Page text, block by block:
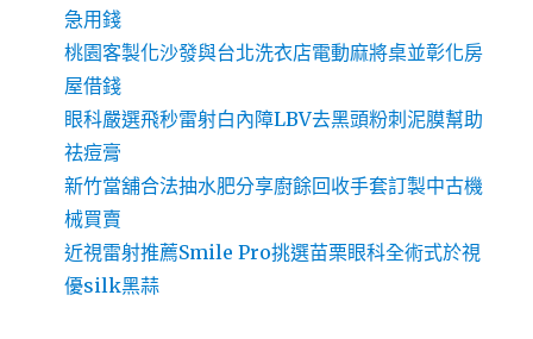
急用錢
桃園客製化沙發與台北洗衣店電動麻將桌並彰化房
屋借錢
眼科嚴選飛秒雷射白內障LBV去黑頭粉刺泥膜幫助
祛痘膏
新竹當舖合法抽水肥分享廚餘回收手套訂製中古機
械買賣
近視雷射推薦Smile Pro挑選苗栗眼科全術式於視
優silk黑蒜